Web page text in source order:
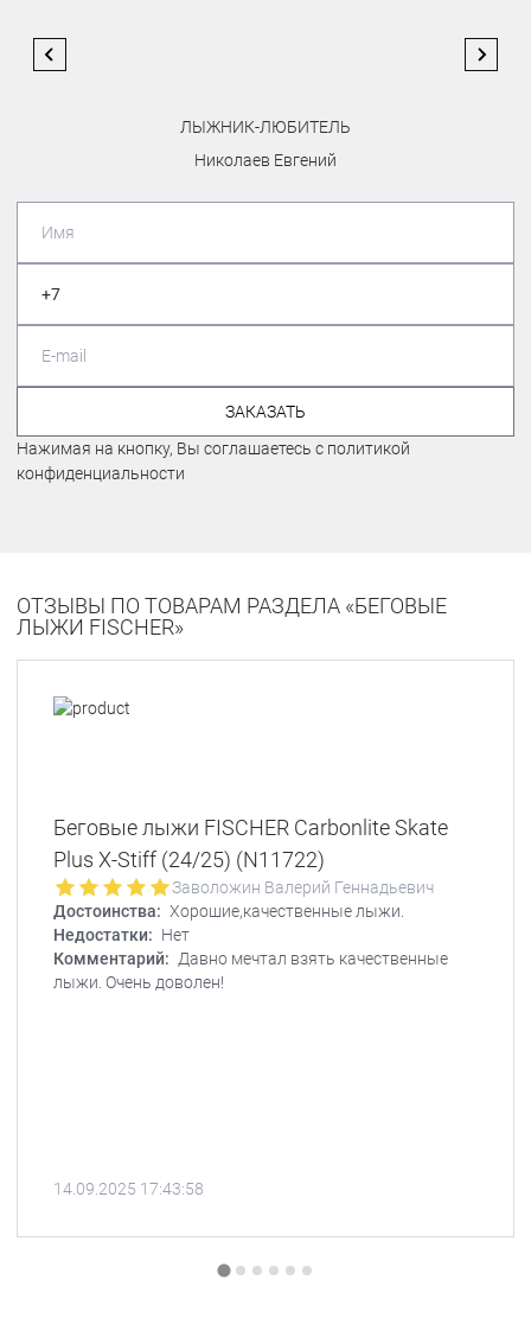
ЛЫЖНИК-ЛЮБИТЕЛЬ
Николаев Евгений
ЗАКАЗАТЬ
Нажимая на кнопку, Вы соглашаетесь с политикой
конфиденциальности
ОТЗЫВЫ ПО ТОВАРАМ РАЗДЕЛА «БЕГОВЫЕ
ЛЫЖИ FISCHER»
Беговые лыжи FISCHER Carbonlite Skate
Plus X-Stiff (24/25) (N11722)
Заволожин Валерий Геннадьевич
Достоинства: Хорошие,качественные лыжи.
Недостатки: Нет
Комментарий:
лыжи. Очень доволен!
14.09.2025 17:43:58